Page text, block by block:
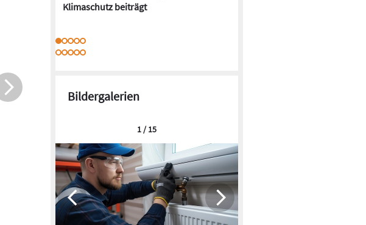
Wo Fassaden rauer Witterung ausgesetzt sind, bieten CEMBRIT
Plank Paneele ohne Nachstreichen ein dauerhaft schönes
Klimaschutz beiträgt
Bildergalerien
1 / 15